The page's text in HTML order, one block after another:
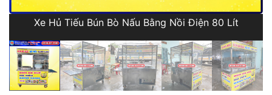
Xe Hủ Tiếu Bún Bò Nấu Bằng Nồi Điện 80 Lít